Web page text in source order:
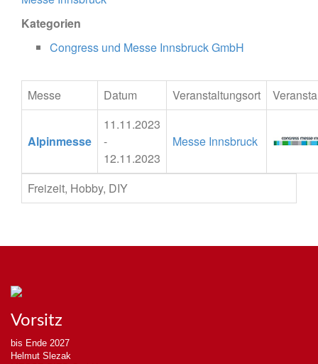
Kategorien
Congress und Messe Innsbruck GmbH
Messe Datum Veranstaltungsort
Alpinmesse
11.11.2023
-
12.11.2023
Messe Innsbruck
Freizeit, Hobby, DIY
Vorsitz
bis Ende 2027
Helmut Slezak